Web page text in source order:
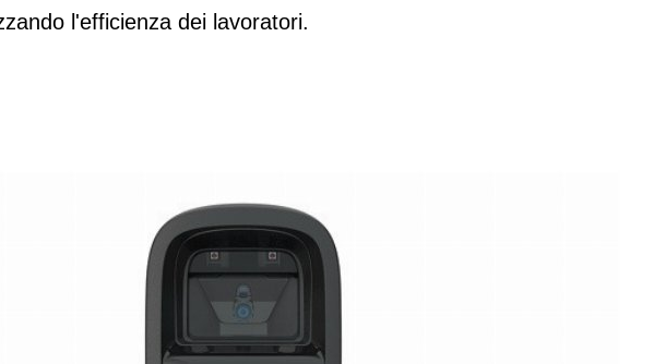
l'efficienza dei lavoratori.